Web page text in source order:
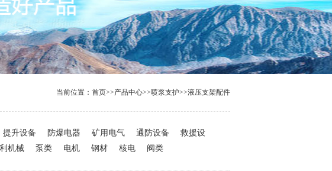
当前位置： 首页>>产品中心>>喷浆支护>>液压支架配件
提升设备 防爆电器 矿用电气 通防设备
救援设
机械 泵类 电机 钢材 核电 阀类